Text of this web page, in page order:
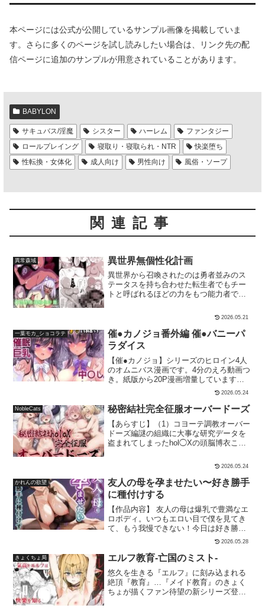
本ページには公式が公開しているサンプル画像を掲載していま
す。さらに多くのページを試し読みしたい場合は、リンク先の配
信ページに追加のサンプルが用意されていることがあります。
BABYLON
サキュバス/淫魔 シスター ハーレム
ファンタジー
ロールプレイング
寝取り・寝取られ・NTR
快楽堕ち
性転換・女体化
成人向け 男性向け 風俗・ソープ
関連記事
異常森域 異世界無個性化計画
異世界から召喚されたのは勇者並みのス
テータスを持ち合わせた転生者でもチー
トと呼ばれるほどの力をもつ能力者でも
を最初から所持した不気味な’口出し全身
タイツの女性’だった！召喚されてすぐに
行方をくらました彼女はその後、’父親の
帰りを待っている母親’だろうと’無個性化
を探す人間と獣人コンビ’だろうと関係な
く無個性化していく…！――本編ページ
数:40P本編で見られるシチュエーション:
無個性化、cockvore（丸呑み）、のっぺ
ナTwitter（X）:@mrnming
2026.05.21
一葉モカ_ショコラテ
催●カノジョ番外編 催●バニーパ
ラダイス
【催●カノジョ】シリーズのヒロイン4人
のオムニバス漫画です。4分のえろ動画つ
き。紙版から20P漫画増量しています。
おまけCGあり。2026年催●カノジョ春の
バニー祭り開催！個性豊かなヒロイン達
を、あられもないバニー姿にして好き放
題にもてあそぶ主人公！バニーのバニー
によるバニーのための一冊！漫画はほぼ
エロシーン！それぞれのバニー姿をどう
ぞめしあがれ！登場人物-------------------------
め。えっちな事は元々興味がなかった。
の匂いだけで股が濡れるドスケベになっ
た。---------------------------------★高梨桜佳
（伊織の母親）未亡人。性欲上昇しか催●
がきかず、熟れた身体を持て余し主人公
と関係を結んでしまう。主人公を娘の彼
氏と思い込んでいる。----------------------------
-----★前沢遥（妹）妹。催●アプリを逆に
クスしている。主人公は催●にかかってい
る間、遥を伊織だと思い込んでいる。-----
----------------------------★橋本加恋（後輩）爆
乳。包容力と母性のある後輩。催●中は主
人公の喜ぶことは何でもしてあげたい。
2026.05.24
NobleCats 秘密結社完全征服オーバードーズ
【あらすじ】（1）コヨーテ調教オーバー
ドーズ編謎の組織に大事な研究データを
盗まれてしまったhol◯Xの頭脳博衣こ◯
らが開発した媚◯を使用され、組織の調
教師のいいなりに。何度もクスリを使用
され失神するまでイかされ、さらに失神
したお仕置きとしてまたクスリを使われ
るというオーバードーズ調◯により心も
体も壊されていく（2）女幹部＆用心棒W
オーバードーズ編敵組織に捕まったこ◯
りの救出に向かった鷹嶺ル◯と風真い◯
はを守るために一身に責め苦を受けイか
焦らされ続けるい◯は。絶頂地獄と寸止
め地獄により徐々におかしくなっていく
二人。そしてさらなるオーバードーズ調
2026.05.24
かれんの欲望
友人の母を孕ませたい〜好き勝手
に種付けする
【作品内容】 友人の母は爆乳で豊満なエ
ロボディ。いつもエロい目で僕を見てき
て、もう我慢できない！今日は好き勝手
に種付けセックスをする！【趣向】 フェ
ラチオ， 人妻， 中出し， 爆乳， 正常
位， 騎乗位， バック， 拘束， 奥様 商品
詳細 ・画像枚数: 147枚 （1152×896）・
写真集（セリフなし）・ファイル形
式:png※本作品に登場するキャラクター
は、画像生成AIによって作成された架空
2026.05.28
きょくちょ局 エルフ教育-亡国のミスト-
悠久を生きる『エルフ』に刻み込まれる
絶頂『教育』…『メイド教育』のきょく
ちょが描くファン待望の新シリーズ登